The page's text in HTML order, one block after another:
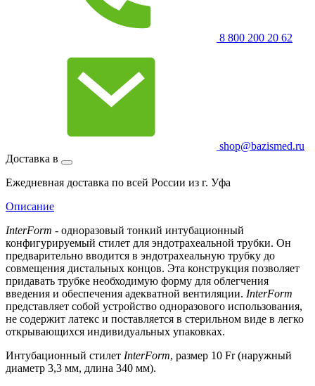
8 800 200 20 62
shop@bazismed.ru
Доставка в
Ежедневная доставка по всей России из г. Уфа
Описание
InterForm - одноразовый тонкий интубационный
конфигурируемый стилет для эндотрахеальной трубки. Он
предварительно вводится в эндотрахеальную трубку до
совмещения дистальных концов. Эта конструкция позволяет
придавать трубке необходимую форму для облегчения
введения и обеспечения адекватной вентиляции. InterForm
представляет собой устройство одноразового использования,
не содержит латекс и поставляется в стерильном виде в легко
открывающихся индивидуальных упаковках.
Интубационный стилет InterForm, размер 10 Fr (наружный
диаметр 3,3 мм, длина 340 мм).